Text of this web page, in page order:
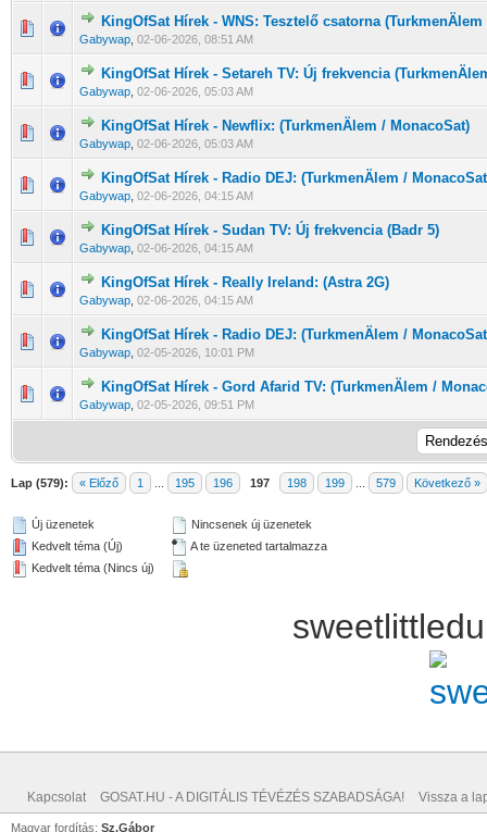
KingOfSat Hírek - WNS: Tesztelő csatorna
Gabywap 02-06-2026, 08:51 AM
0 Szavazat - 0 / 5 átlagban
123 45
KingOfSat Hírek - Setareh TV: Új frekvencia
Gabywap 02-06-2026, 05:03 AM
0 Szavazat - 0 / 5 átlagban
12345
KingOfSat Hírek - Newflix: (TurkmenÄlem / MonacoSat)
Gabywap 02-06-2026, 05:03 AM
0 Szavazat - 0 / 5 átlagban
12345
KingOfSat Hírek - Radio DEJ: (TurkmenÄlem /
Gabywap 02-06-2026, 04:15 AM
0 Szavazat - 0 / 5 átlagban
123 45
KingOfSat Hírek - Sudan TV: Új frekvencia (Badr 5)
Gabywap 02-06-2026, 04:15 AM
0 Szavazat - 0 / 5 átlagban
1234 5
KingOfSat Hírek - Really Ireland: (Astra 2G)
Gabywap 02-06-2026, 04:15 AM
0 Szavazat - 0 / 5 átlagban
12345
KingOfSat Hírek - Radio DEJ: (TurkmenÄlem /
Gabywap 02-05-2026, 10:01 PM
0 Szavazat - 0 / 5 átlagban
123 45
KingOfSat Hírek - Gord Afarid TV: (TurkmenÄlem /
Gabywap 02-05-2026, 09:51 PM
0 Szavazat - 0 / 5 átlagban
12345
Lap (579): « Előző 1 195 196 197 198 199 579 Következő »
Új üzenetek
Kedvelt téma (Új)
Kedvelt téma (Nincs új)
Nincsenek új üzenetek
A te üzeneted tartalmazza
Kapcsolat GOSAT.HU - A DIGITÁLIS TÉVÉZÉS SZABADSÁGA! Vissza a
Magyar fordítás: Sz.Gábor